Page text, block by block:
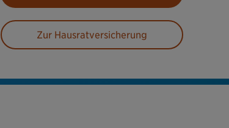
Zur Hausratversicherung